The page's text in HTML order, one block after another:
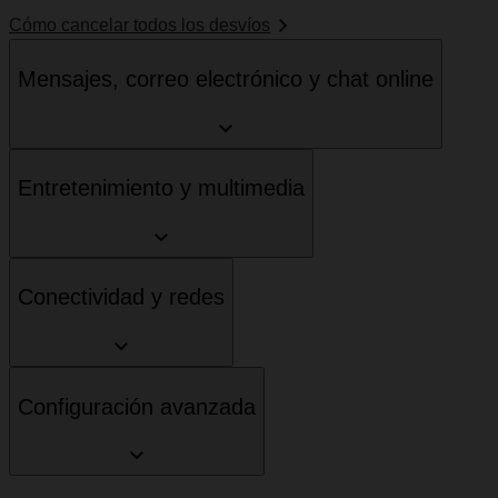
Cómo cancelar todos los desvíos
Mensajes, correo electrónico y chat online
Entretenimiento y multimedia
Conectividad y redes
Configuración avanzada